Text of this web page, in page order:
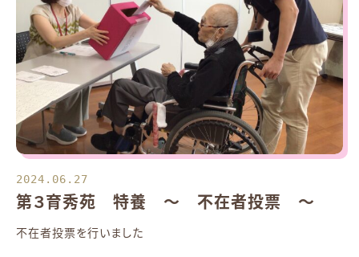
2024.06.27
第３育秀苑 特養 ～ 不在者投票 ～
不在者投票を行いました